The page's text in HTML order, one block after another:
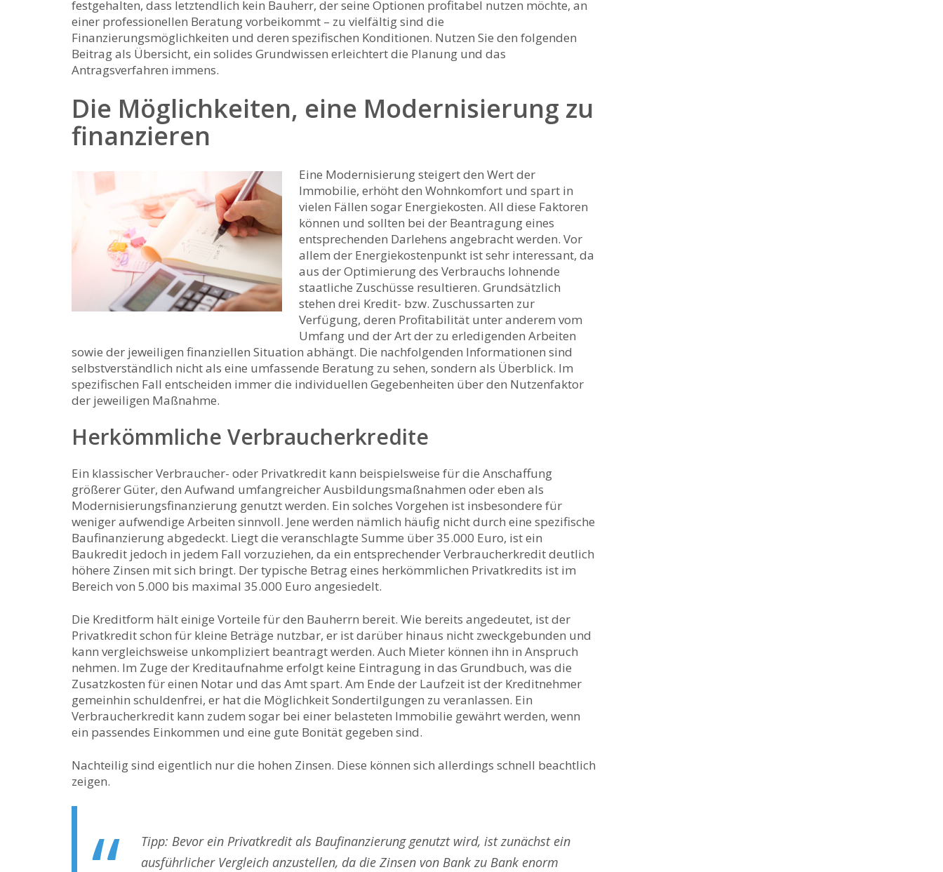
festgehalten, dass letztendlich kein Bauherr, der seine Optionen profitabel nutzen möchte, an
einer professionellen Beratung vorbeikommt – zu vielfältig sind die
Finanzierungsmöglichkeiten und deren spezifischen Konditionen. Nutzen Sie den folgenden
Beitrag als Übersicht, ein solides Grundwissen erleichtert die Planung und das
Antragsverfahren immens.
Die Möglichkeiten, eine Modernisierung zu
finanzieren
Eine Modernisierung steigert den Wert der
Immobilie, erhöht den Wohnkomfort und spart in
vielen Fällen sogar Energiekosten. All diese Faktoren
können und sollten bei der Beantragung eines
entsprechenden Darlehens angebracht werden. Vor
allem der Energiekostenpunkt ist sehr interessant, da
aus der Optimierung des Verbrauchs lohnende
staatliche Zuschüsse resultieren. Grundsätzlich
stehen drei Kredit- bzw. Zuschussarten zur
Verfügung, deren Profitabilität unter anderem vom
Umfang und der Art der zu erledigenden Arbeiten
sowie der jeweiligen finanziellen Situation abhängt. Die nachfolgenden Informationen sind
selbstverständlich nicht als eine umfassende Beratung zu sehen, sondern als Überblick. Im
spezifischen Fall entscheiden immer die individuellen Gegebenheiten über den Nutzenfaktor
der jeweiligen Maßnahme.
Herkömmliche Verbraucherkredite
Ein klassischer Verbraucher- oder Privatkredit kann beispielsweise für die Anschaffung
größerer Güter, den Aufwand umfangreicher Ausbildungsmaßnahmen oder eben als
Modernisierungsfinanzierung genutzt werden. Ein solches Vorgehen ist insbesondere für
weniger aufwendige Arbeiten sinnvoll. Jene werden nämlich häufig nicht durch eine spezifische
Baufinanzierung abgedeckt. Liegt die veranschlagte Summe über 35.000 Euro, ist ein
Baukredit jedoch in jedem Fall vorzuziehen, da ein entsprechender Verbraucherkredit deutlich
höhere Zinsen mit sich bringt. Der typische Betrag eines herkömmlichen Privatkredits ist im
Bereich von 5.000 bis maximal 35.000 Euro angesiedelt.
Die Kreditform hält einige Vorteile für den Bauherrn bereit. Wie bereits angedeutet, ist der
Privatkredit schon für kleine Beträge nutzbar, er ist darüber hinaus nicht zweckgebunden und
kann vergleichsweise unkompliziert beantragt werden. Auch Mieter können ihn in Anspruch
nehmen. Im Zuge der Kreditaufnahme erfolgt keine Eintragung in das Grundbuch, was die
Zusatzkosten für einen Notar und das Amt spart. Am Ende der Laufzeit ist der Kreditnehmer
gemeinhin schuldenfrei, er hat die Möglichkeit Sondertilgungen zu veranlassen. Ein
Verbraucherkredit kann zudem sogar bei einer belasteten Immobilie gewährt werden, wenn
ein passendes Einkommen und eine gute Bonität gegeben sind.
Nachteilig sind eigentlich nur die hohen Zinsen. Diese können sich allerdings schnell beachtlich
zeigen.
Tipp: Bevor ein Privatkredit als Baufinanzierung genutzt wird, ist zunächst ein
ausführlicher Vergleich anzustellen, da die Zinsen von Bank zu Bank enorm